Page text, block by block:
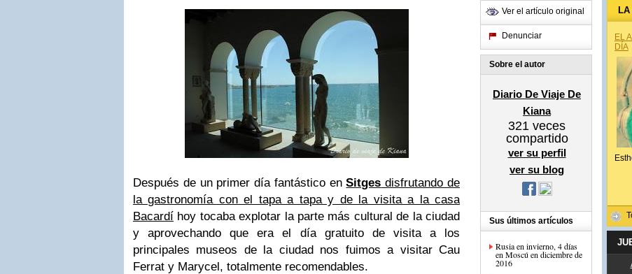
Después de un primer día fantástico enSitges disfrutando de
la gastronomía con el tapa a tapa y de la visita a la casa
Bacardí hoy tocaba explotar la parte más cultural de la ciudad
y aprovechando que era el día gratuito de visita a los
principales museos de la ciudad nos fuimos a visitar Cau
Ferrat y Marycel, totalmente recomendables.
Ver el artículo original
Denunciar
Sobre el autor
Diario De Viaje De
Kiana
321 veces
compartido
ver su perfil
ver su blog
Sus últimos artículos
Rusia en invierno, 4 días
en Moscú en diciembre de
2016
EL
DÍA